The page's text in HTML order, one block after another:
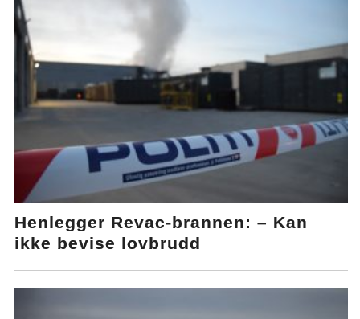
Henlegger Revac-brannen: – Kan
ikke bevise lovbrudd